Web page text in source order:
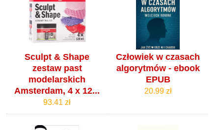
Sculpt & Shape
zestaw past
modelarskich
Amsterdam, 4 x 12...
93.41 zł
Człowiek w czasach
algorytmów - ebook
EPUB
20.99 zł